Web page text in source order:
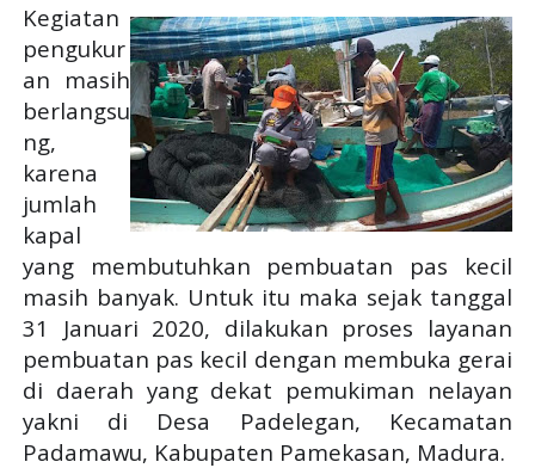
Kegiatan
pengukur
an masih
berlangsu
ng,
karena
jumlah
kapal
yang membutuhkan pembuatan pas kecil
masih banyak. Untuk itu maka sejak tanggal
31 Januari 2020, dilakukan proses layanan
pembuatan pas kecil dengan membuka gerai
di daerah yang dekat pemukiman nelayan
yakni di Desa Padelegan, Kecamatan
Padamawu, Kabupaten Pamekasan, Madura.